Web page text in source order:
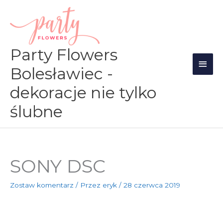
treści
Party Flowers
Bolesławiec -
dekoracje nie tylko
ślubne
SONY DSC
Zostaw komentarz / Przez eryk / 28 czerwca 2019